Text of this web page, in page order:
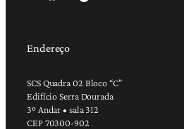
Endereço
SCS Quadra 02 Bloco “C”
Edifício Serra Dourada
3º Andar • sala 312
CEP 70300-902